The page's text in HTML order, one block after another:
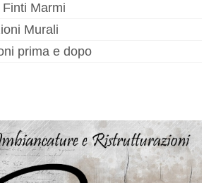
laminato
Marmi
Murali
prima e dopo